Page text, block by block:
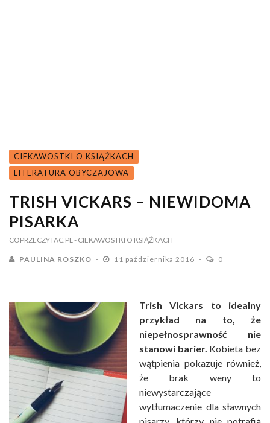
CIEKAWOSTKI O KSIĄŻKACH
LITERATURA OBYCZAJOWA
TRISH VICKARS – NIEWIDOMA
PISARKA
COPRZECZYTAC.PL - CIEKAWOSTKI O KSIĄŻKACH
PAULINA ROSZKO 11 października 2016 0
Trish Vickars to idealny
przykład na to, że
niepełnosprawność nie
stanowi barier. Kobieta bez
wątpienia pokazuje również,
że brak weny to
niewystarczające
wytłumaczenie dla sławnych